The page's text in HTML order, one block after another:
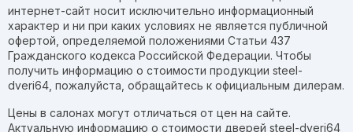
интернет-сайт носит исключительно информационный
характер и ни при каких условиях не является публичной
офертой, определяемой положениями Статьи 437
Гражданского кодекса Российской Федерации. Чтобы
получить информацию о стоимости продукции steel-
dveri64, пожалуйста, обращайтесь к официальным дилерам.
Цены в салонах могут отличаться от цен на сайте.
Актуальную информацию о стоимости дверей steel-dveri64